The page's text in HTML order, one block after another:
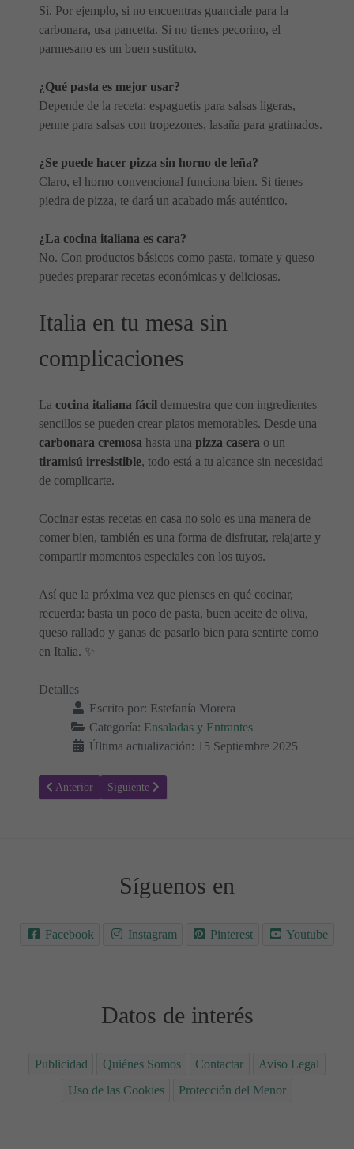
Sí. Por ejemplo, si no encuentras guanciale para la
carbonara, usa pancetta. Si no tienes pecorino, el
parmesano es un buen sustituto.
¿Qué pasta es mejor usar?
Depende de la receta: espaguetis para salsas ligeras,
penne para salsas con tropezones, lasaña para gratinados.
¿Se puede hacer pizza sin horno de leña?
Claro, el horno convencional funciona bien. Si tienes
piedra de pizza, te dará un acabado más auténtico.
¿La cocina italiana es cara?
No. Con productos básicos como pasta, tomate y queso
puedes preparar recetas económicas y deliciosas.
Italia en tu mesa sin
complicaciones
La cocina italiana fácil demuestra que con ingredientes
sencillos se pueden crear platos memorables. Desde una
carbonara cremosa hasta una pizza casera o un
tiramisú irresistible, todo está a tu alcance sin necesidad
de complicarte.
Cocinar estas recetas en casa no solo es una manera de
comer bien, también es una forma de disfrutar, relajarte y
compartir momentos especiales con los tuyos.
Así que la próxima vez que pienses en qué cocinar,
recuerda: basta un poco de pasta, buen aceite de oliva,
queso rallado y ganas de pasarlo bien para sentirte como
en Italia. ✨
Detalles
Escrito por: Estefanía Morera
Categoría: Ensaladas y Entrantes
Última actualización: 15 Septiembre 2025
Artículo anterior: Setas de Otoño: Recetas Fáciles y Sabrosas 🍂🍄
Anterior Artículo siguiente: Platos con Calabacín Fáciles y
Siguiente
Síguenos en
Facebook Instagram Pinterest Youtube
Datos de interés
Publicidad Quiénes Somos Contactar
Aviso Legal
Uso de las Cookies
Protección del Menor